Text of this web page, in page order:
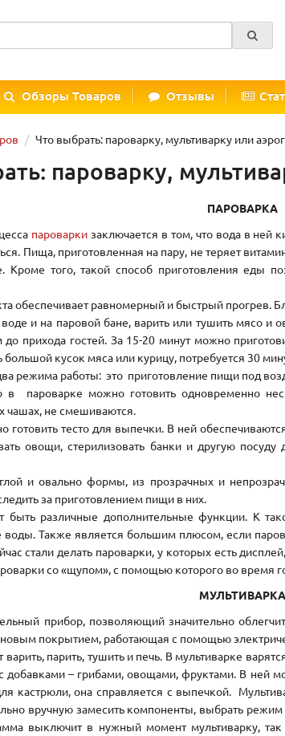
Обзоры Товаров Отзывы
Что выбрать: пароварку, мультиварку или
пароварку,
ПАРОВАРКА
пароваркизаключается в том, что вода в ней
Пища, приготовленная на пару, не теряет
Кроме того, такой способ приготовления еды
обеспечивает равномерный и быстрый прогрев.
и на паровой бане, варить или тушить мясо
до прихода гостей. За 15-20 минут можно
большой кусок мяса или курицу, потребуется 30
режима работы: это приготовление пищи под
в пароварке можно готовить одновременно
чашах, не смешиваются.
готовить тесто для выпечки. В ней
овощи, стерилизовать банки и другую
и овально формы, из прозрачных и
за приготовлением пищи в них.
быть различные дополнительные функции. К
Также является большим плюсом, если
стали делать пароварки, у которых есть
со «щупом», с помощью которого во время
МУЛЬТИВАРКА
прибор, позволяющий значительно
покрытием, работающая с помощью
варить, парить, тушить и печь. В мультиварке
добавками – грибами, овощами, фруктами. В ней
кастрюли, она справляется с выпечкой.
вручную замесить компоненты, выбрать
выключит в нужный момент мультиварку, так